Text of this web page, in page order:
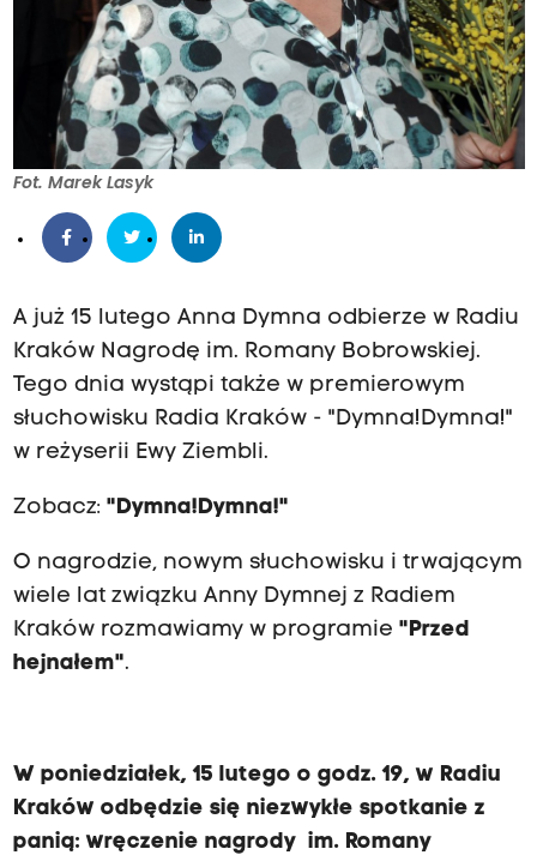
Fot. Marek Lasyk
A już 15 lutego Anna Dymna odbierze w Radiu
Kraków Nagrodę im. Romany Bobrowskiej.
Tego dnia wystąpi także w premierowym
słuchowisku Radia Kraków - "Dymna!Dymna!"
w reżyserii Ewy Ziembli.
Zobacz: "Dymna!Dymna!"
O nagrodzie, nowym słuchowisku i trwającym
wiele lat związku Anny Dymnej z Radiem
Kraków rozmawiamy w programie "Przed
hejnałem".
W poniedziałek, 15 lutego o godz. 19, w Radiu
Kraków odbędzie się niezwykłe spotkanie z
panią: wręczenie nagrody im. Romany